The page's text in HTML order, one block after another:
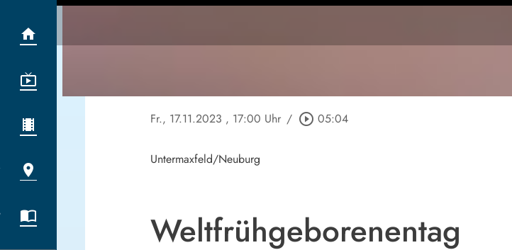
Fr., 17.11.2023 , 17:00 Uhr / play_circle_outline 05:04
Untermaxfeld/Neuburg
Weltfrühgeborenentag